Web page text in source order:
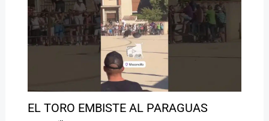
EL TORO EMBISTE AL PARAGUAS